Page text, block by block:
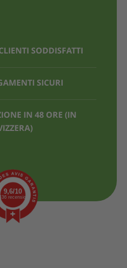
SODDISFATTI
SICURI
IN 48 ORE (IN
9,6/10
recensioni